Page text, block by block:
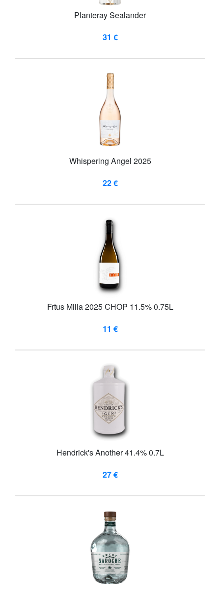
Planteray Sealander
31 €
Whispering Angel 2025
22 €
Frtus Milia 2025 CHOP 11.5% 0.75L
11 €
Hendrick's Another 41.4% 0.7L
27 €